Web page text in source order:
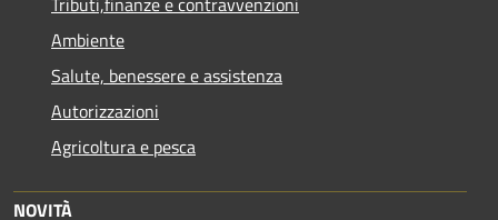
Ambiente
Salute, benessere e assistenza
Autorizzazioni
Agricoltura e pesca
NOVITÀ